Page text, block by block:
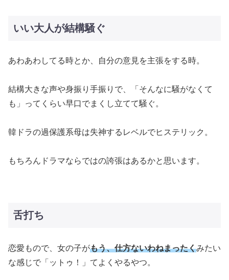
いい大人が結構騒ぐ
あわあわしてる時とか、自分の意見を主張をする時。
結構大きな声や身振り手振りで、「そんなに騒がなくて
も」ってくらい早口でまくし立てて騒ぐ。
韓ドラの過保護系母は失神するレベルでヒステリック。
もちろんドラマならではの誇張はあるかと思います。
舌打ち
恋愛もので、女の子がもう、仕方ないわねまったくみたい
な感じで「ットゥ！」てよくやるやつ。